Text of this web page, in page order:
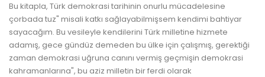
Bu kitapla, Türk demokrasi tarihinin onurlu mücadelesine
çorbada tuz" misali katkı sağlayabilmişsem kendimi bahtiyar
sayacağım. Bu vesileyle kendilerini Türk milletine hizmete
adamış, gece gündüz demeden bu ülke için çalışmış, gerektiği
zaman demokrasi uğruna canını vermiş geçmişin demokrasi
kahramanlarına", bu aziz milletin bir ferdi olarak